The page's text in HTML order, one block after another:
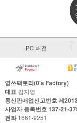
PC 버전
영쓰팩토리(0's Factory)
대표 김지영
통신판매업신고번호 제
사업자 등록번호 137-21-
전화1661-9251